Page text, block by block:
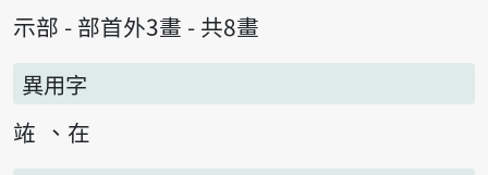
示部 - 部首外3畫 - 共8畫
異用字
𫞼
在